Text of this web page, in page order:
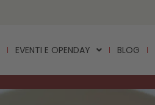
EVENTI E OPENDAY BLOG